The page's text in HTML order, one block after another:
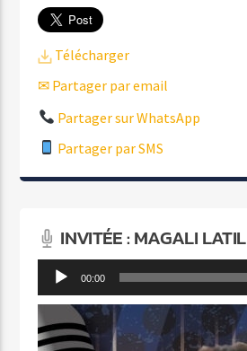
Télécharger
✉ Partager par email
Partager sur WhatsApp
Partager par SMS
INVITÉE : MAGALI LATIL
Lecteur 00:00